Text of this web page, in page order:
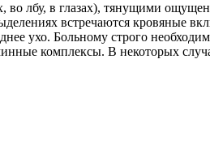
во лбу, в глазах), тянущими
встречаются кровяные
ухо. Больному строго
комплексы. В некоторых